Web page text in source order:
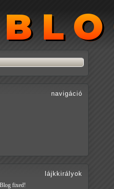
navigáció
lájkkirályok
fixed!